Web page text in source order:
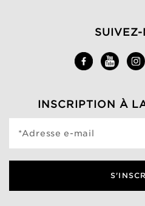
SUIVEZ-
INSCRIPTION À
*Adresse e-mail